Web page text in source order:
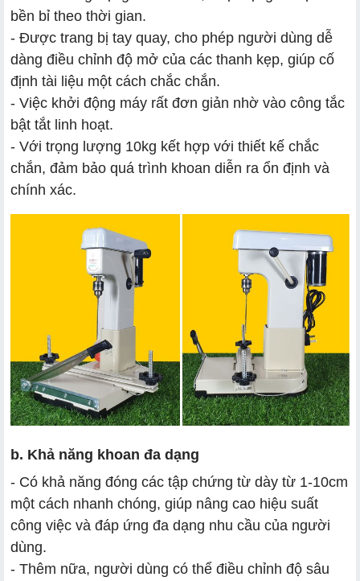
bền bỉ theo thời gian.
- Được trang bị tay quay, cho phép người dùng dễ
dàng điều chỉnh độ mở của các thanh kẹp, giúp cố
định tài liệu một cách chắc chắn.
- Việc khởi động máy rất đơn giản nhờ vào công tắc
bật tắt linh hoạt.
- Với trọng lượng 10kg kết hợp với thiết kế chắc
chắn, đảm bảo quá trình khoan diễn ra ổn định và
chính xác.
b. Khả năng khoan đa dạng
- Có khả năng đóng các tập chứng từ dày từ 1-10cm
một cách nhanh chóng, giúp nâng cao hiệu suất
công việc và đáp ứng đa dạng nhu cầu của người
dùng.
- Thêm nữa, người dùng có thể điều chỉnh độ sâu